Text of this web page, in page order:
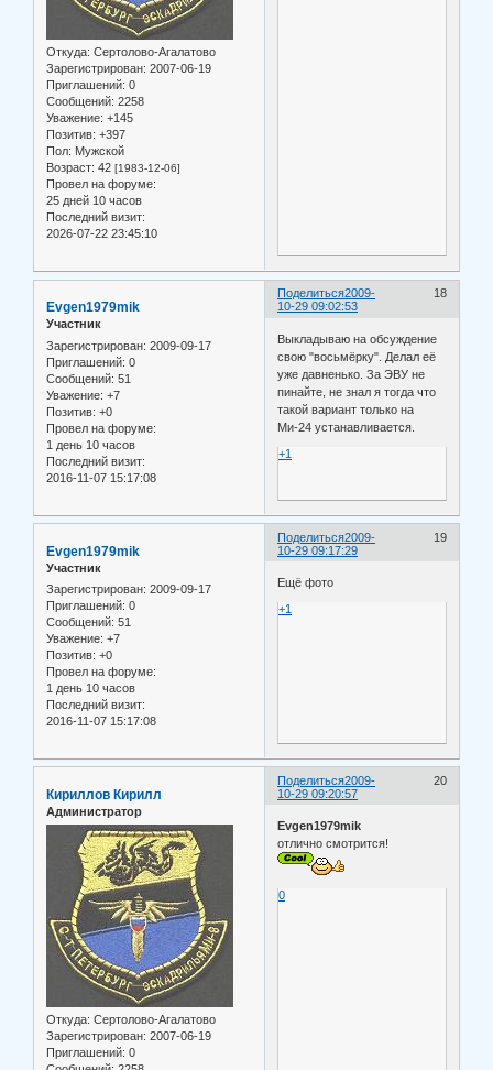
Откуда: Сертолово-Агалатово
Зарегистрирован: 2007-06-19
Приглашений: 0
Сообщений: 2258
Уважение: +145
Позитив: +397
Пол: Мужской
Возраст: 42 [1983-12-06]
Провел на форуме:
25 дней 10 часов
Последний визит:
2026-07-22 23:45:10
Поделиться 18
2009-
10-29 09:02:53
Evgen1979mik
Участник
Зарегистрирован: 2009-09-17
Приглашений: 0
Сообщений: 51
Уважение: +7
Позитив: +0
Провел на форуме:
1 день 10 часов
Последний визит:
2016-11-07 15:17:08
Выкладываю на обсуждение
свою "восьмёрку". Делал её
уже давненько. За ЭВУ не
пинайте, не знал я тогда что
такой вариант только на
Ми-24 устанавливается.
+1
Поделиться 19
2009-
10-29 09:17:29
Evgen1979mik
Участник
Зарегистрирован: 2009-09-17
Приглашений: 0
Сообщений: 51
Уважение: +7
Позитив: +0
Провел на форуме:
1 день 10 часов
Последний визит:
2016-11-07 15:17:08
Ещё фото
+1
Поделиться 20
2009-
10-29 09:20:57
Кириллов Кирилл
Администратор
Откуда: Сертолово-Агалатово
Зарегистрирован: 2007-06-19
Приглашений: 0
Evgen1979mik
отлично смотрится!
0